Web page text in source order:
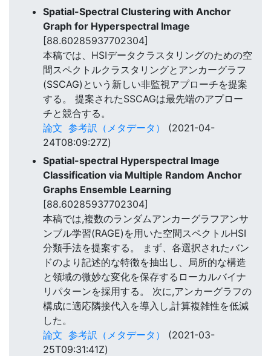
Spatial-Spectral Clustering with Anchor
Graph for Hyperspectral Image
[88.60285937702304]
本稿では、HSIデータクラスタリングのための空
間スペクトルクラスタリングとアンカーグラフ
(SSCAG)という新しい非監視アプローチを提案
する。 提案されたSSCAGは最先端のアプロー
チと競合する。
論文 参考訳（メタデータ）
(2021-04-
24T08:09:27Z)
Spatial-spectral Hyperspectral Image
Classification via Multiple Random Anchor
Graphs Ensemble Learning
[88.60285937702304]
本稿では,複数のランダムアンカーグラフアンサ
ンブル学習(RAGE)を用いた空間スペクトルHSI
分類手法を提案する。 まず、各選択されたバン
ドのより記述的な特徴を抽出し、局所的な構造
と領域の微妙な変化を保存するローカルバイナ
リパターンを採用する。 次に,アンカーグラフの
構成に適応隣接代入を導入し,計算複雑性を低減
した。
論文 参考訳（メタデータ）
(2021-03-
25T09:31:41Z)